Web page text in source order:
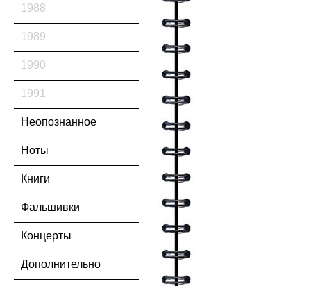
1988
1989
1990
1991
Неопознанное
Ноты
Книги
Фальшивки
Концерты
Дополнительно